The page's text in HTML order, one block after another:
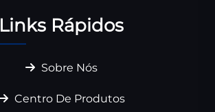
Links Rápidos
Sobre Nós
Centro De Produtos